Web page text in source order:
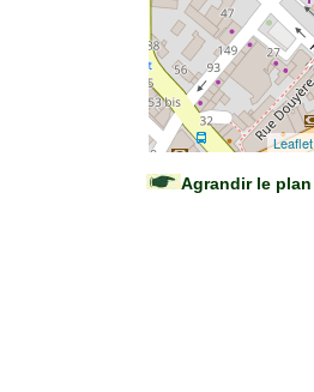
Leaflet
Agrandir le plan